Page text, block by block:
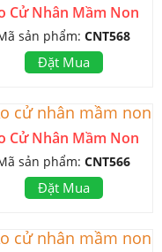
Cử Nhân Mầm Non
sản phẩm: CNT568
Đặt Mua
Cử Nhân Mầm Non
sản phẩm: CNT566
Đặt Mua